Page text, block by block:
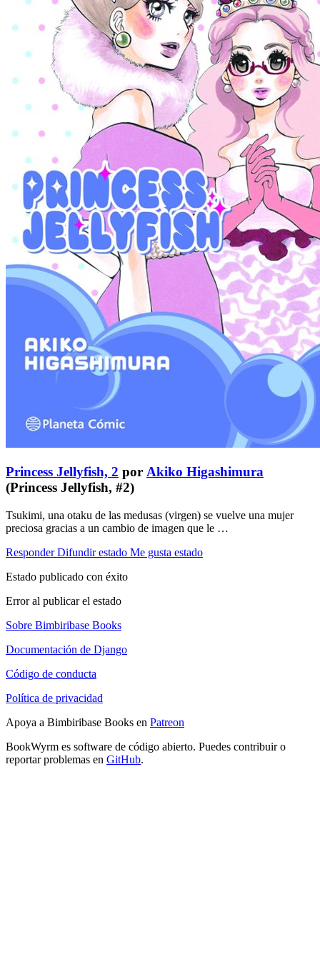
Princess Jellyfish, 2 por Akiko Higashimura
(Princess Jellyfish, #2)
Tsukimi, una otaku de las medusas (virgen) se vuelve una mujer
preciosa gracias a un cambio de imagen que le …
Responder Difundir estado Me gusta estado
Estado publicado con éxito
Error al publicar el estado
Sobre Bimbiribase Books
Documentación de Django
Código de conducta
Política de privacidad
Apoya a Bimbiribase Books en Patreon
BookWyrm es software de código abierto. Puedes contribuir o
reportar problemas en GitHub.